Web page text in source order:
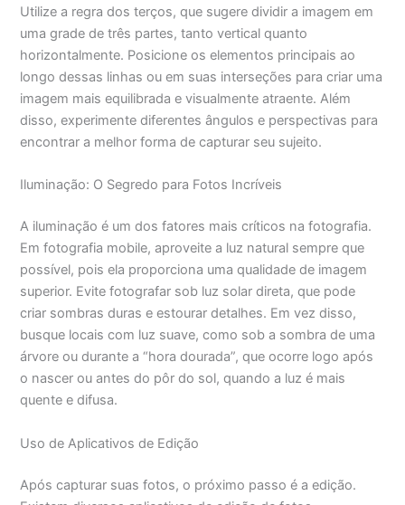
Utilize a regra dos terços, que sugere dividir a imagem em
uma grade de três partes, tanto vertical quanto
horizontalmente. Posicione os elementos principais ao
longo dessas linhas ou em suas interseções para criar uma
imagem mais equilibrada e visualmente atraente. Além
disso, experimente diferentes ângulos e perspectivas para
encontrar a melhor forma de capturar seu sujeito.
Iluminação: O Segredo para Fotos Incríveis
A iluminação é um dos fatores mais críticos na fotografia.
Em fotografia mobile, aproveite a luz natural sempre que
possível, pois ela proporciona uma qualidade de imagem
superior. Evite fotografar sob luz solar direta, que pode
criar sombras duras e estourar detalhes. Em vez disso,
busque locais com luz suave, como sob a sombra de uma
árvore ou durante a “hora dourada”, que ocorre logo após
o nascer ou antes do pôr do sol, quando a luz é mais
quente e difusa.
Uso de Aplicativos de Edição
Após capturar suas fotos, o próximo passo é a edição.